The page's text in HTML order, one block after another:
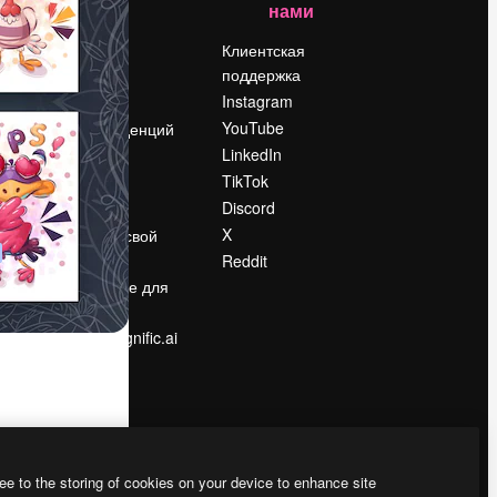
Цены
О нас
Reviews
Вакансии
Поиск тенденций
Блог
События
Slidesgo
Продайте свой
контент
Помещение для
прессы
Ищете magnific.ai
нами
Клиентская
поддержка
Instagram
YouTube
LinkedIn
TikTok
Discord
X
Reddit
to the storing of cookies on your device to enhance site